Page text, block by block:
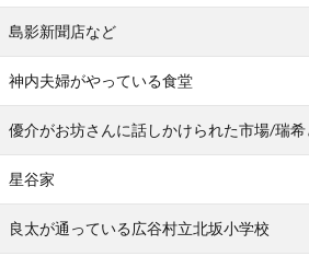
島影新聞店など
神内夫婦がやっている食堂
優介がお坊さんに話しかけられた市場/瑞
星谷家
良太が通っている広谷村立北坂小学校